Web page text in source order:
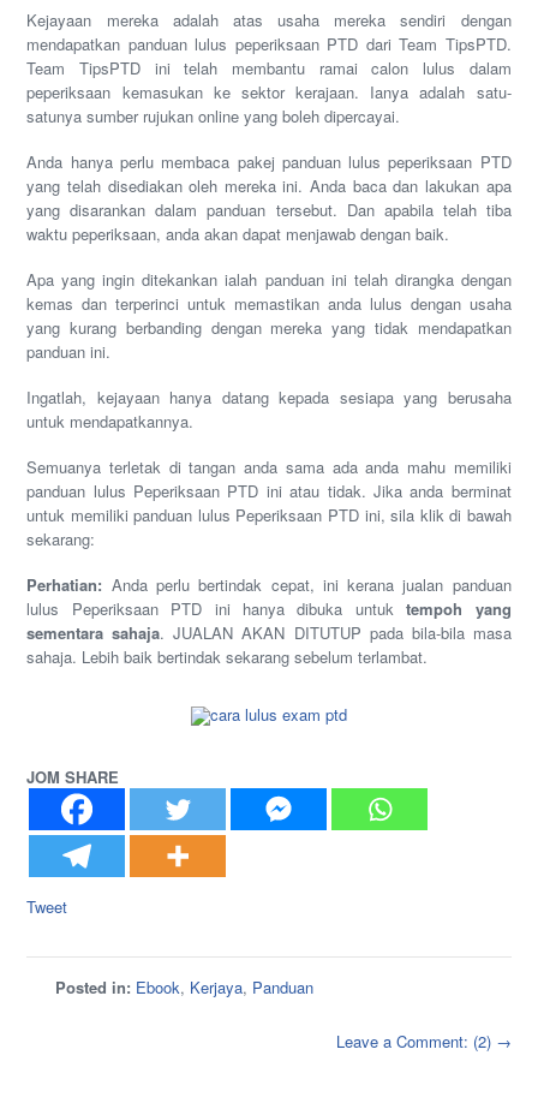
Kejayaan mereka adalah atas usaha mereka sendiri dengan
mendapatkan panduan lulus peperiksaan PTD dari Team TipsPTD.
Team TipsPTD ini telah membantu ramai calon lulus dalam
peperiksaan kemasukan ke sektor kerajaan. Ianya adalah satu-
satunya sumber rujukan online yang boleh dipercayai.
Anda hanya perlu membaca pakej panduan lulus peperiksaan PTD
yang telah disediakan oleh mereka ini. Anda baca dan lakukan apa
yang disarankan dalam panduan tersebut. Dan apabila telah tiba
waktu peperiksaan, anda akan dapat menjawab dengan baik.
Apa yang ingin ditekankan ialah panduan ini telah dirangka dengan
kemas dan terperinci untuk memastikan anda lulus dengan usaha
yang kurang berbanding dengan mereka yang tidak mendapatkan
panduan ini.
Ingatlah, kejayaan hanya datang kepada sesiapa yang berusaha
untuk mendapatkannya.
Semuanya terletak di tangan anda sama ada anda mahu memiliki
panduan lulus Peperiksaan PTD ini atau tidak. Jika anda berminat
untuk memiliki panduan lulus Peperiksaan PTD ini, sila klik di bawah
sekarang:
Perhatian: Anda perlu bertindak cepat, ini kerana jualan panduan
lulus Peperiksaan PTD ini hanya dibuka untuktempoh yang
sementara sahaja. JUALAN AKAN DITUTUP pada bila-bila masa
sahaja. Lebih baik bertindak sekarang sebelum terlambat.
JOM SHARE
Tweet
Posted in: Ebook, Kerjaya, Panduan
Leave a Comment: (2) →